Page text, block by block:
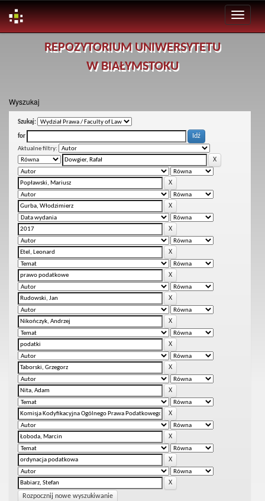
REPOZYTORIUM UNIWERSYTETU
W BIAŁYMSTOKU
Wyszukaj
Szukaj:
for
Aktualne filtry:
Rozpocznij nowe wyszukiwanie